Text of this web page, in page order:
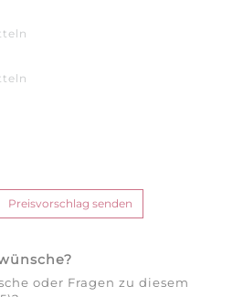
oder Fragen zu diesem